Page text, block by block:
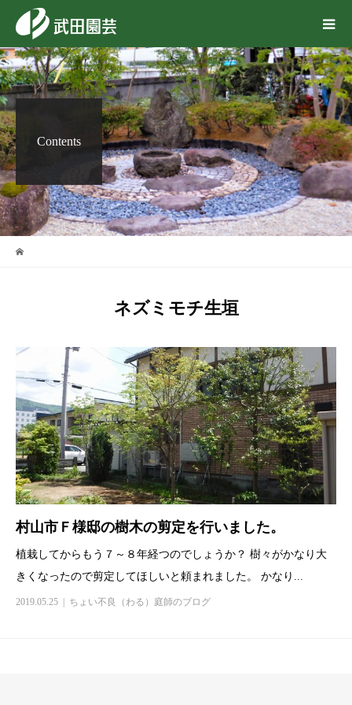
Contents
ネズミモチ生垣
村山市Ｆ様邸の樹木の剪定を行いました。
植栽してからもう７～８年経つのでしょうか？ 樹々がかなり大
きくなったので剪定してほしいと頼まれました。 かなり...
2019.05.25 ちょい不良（わる）庭師のブログ